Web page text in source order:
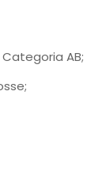
AB;